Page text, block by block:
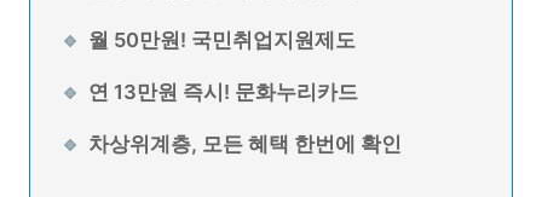
월 50만원! 국민취업지원제도
연 13만원 즉시! 문화누리카드
차상위계층, 모든 혜택 한번에 확인